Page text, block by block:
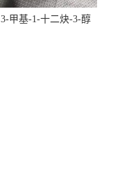
3-甲基-1-十二炔-3-醇